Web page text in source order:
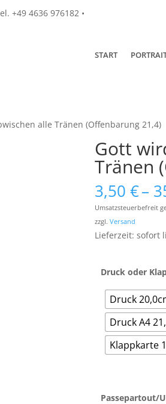
+49 4636 976182 •
START
alle Tränen (Offenbarung 21,4)
Gott
Tränen
3,50€–
Umsatzsteuerbefreit
zzgl.Versand
Lieferzeit: sofort
Druck oder
Druck
Druck A4
Klappkarte
Passepartout/